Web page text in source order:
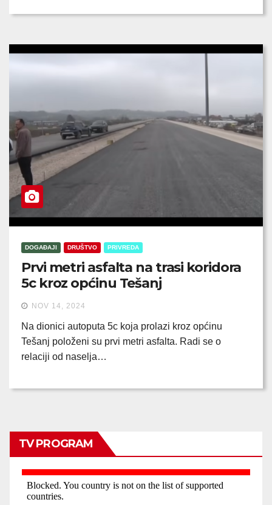
DOGAĐAJI DRUŠTVO PRIVREDA
Prvi metri asfalta na trasi koridora
5c kroz općinu Tešanj
NOV 14, 2024
Na dionici autoputa 5c koja prolazi kroz općinu
Tešanj položeni su prvi metri asfalta. Radi se o
relaciji od naselja…
TV PROGRAM